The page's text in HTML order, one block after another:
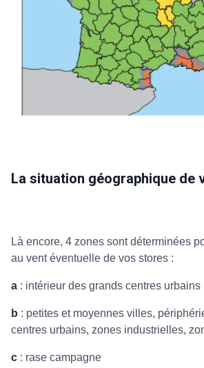
La situation géographique de
Là encore, 4 zones sont déterminées
au vent éventuelle de vos stores :
a : intérieur des grands centres urbains
b : petites et moyennes villes,
centres urbains, zones industrielles,
c : rase campagne